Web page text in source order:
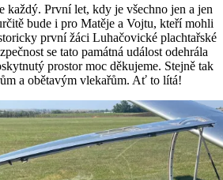
každý. První let, kdy je všechno jen a jen
bude i pro Matěje a Vojtu, kteří mohli
první žáci Luhačovické plachtařské
se tato památná událost odehrála
prostor moc děkujeme. Stejně tak
a obětavým vlekařům. Ať to lítá!